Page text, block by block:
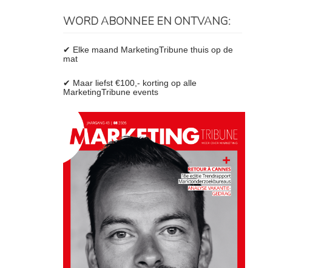
WORD ABONNEE EN ONTVANG:
✔ Elke maand MarketingTribune thuis op de
mat
✔ Maar liefst €100,- korting op alle
MarketingTribune events